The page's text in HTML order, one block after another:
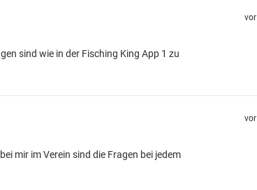
sind wie in der Fisching King App 1 zu
mir im Verein sind die Fragen bei jedem